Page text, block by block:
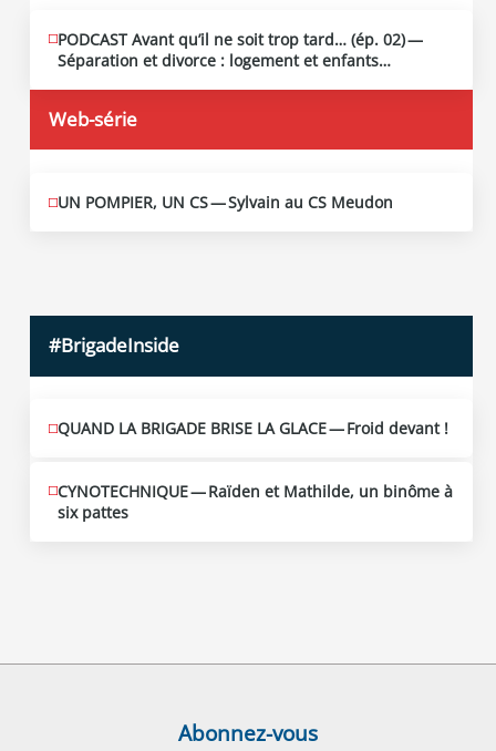
MAI
13
2026
PODCAST Avant qu’il ne soit trop tard… (ép. 02) —
Séparation et divorce : logement et enfants…
Web-série
MAI
10
UN POMPIER, UN CS — Sylvain au CS Meudon
#BrigadeInside
QUAND LA BRIGADE BRISE LA GLACE — Froid devant !
CYNOTECHNIQUE — Raïden et Mathilde, un binôme à
six pattes
Abonnez-vous